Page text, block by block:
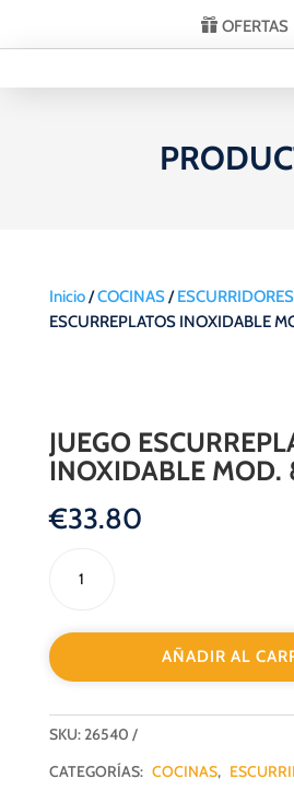
OFERTAS
Inicio/COCINAS/ESCURRIDORES
ESCURREPLATOS INOXIDABLE
JUEGO
INOXIDABLE MOD.
€33.80
ESCURREPLATOS
MOD.
80
cantidad
AÑADIR AL
SKU:26540
CATEGORÍAS: COCINAS,